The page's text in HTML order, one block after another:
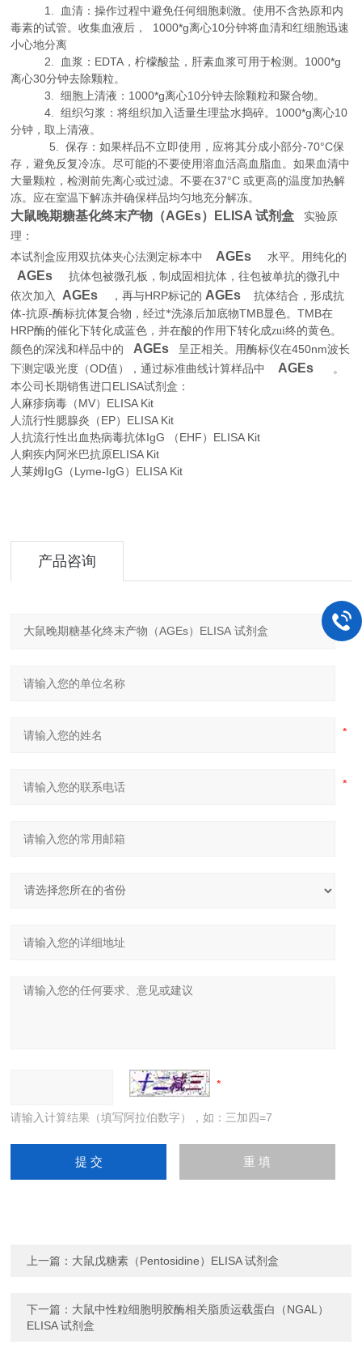
1. 血清：操作过程中避免任何细胞刺激。使用不含热原和内
毒素的试管。收集血液后， 1000*g离心10分钟将血清和红细胞迅速
小心地分离
2. 血浆：EDTA，柠檬酸盐，肝素血浆可用于检测。1000*g
离心30分钟去除颗粒。
3. 细胞上清液：1000*g离心10分钟去除颗粒和聚合物。
4. 组织匀浆：将组织加入适量生理盐水捣碎。1000*g离心10
分钟，取上清液。
5. 保存：如果样品不立即使用，应将其分成小部分-70°C保
存，避免反复冷冻。尽可能的不要使用溶血活高血脂血。如果血清中
大量颗粒，检测前先离心或过滤。不要在37°C 或更高的温度加热解
冻。应在室温下解冻并确保样品均匀地充分解冻。
大鼠晚期糖基化终末产物（AGEs）ELISA 试剂盒
实验原
理 ：
本试剂盒应用双抗体夹心法测定标本中
AGEs 水平。用纯化的
AGEs
抗体包被微孔板，制成固相抗体，往包被单抗的微孔中
依次加入
AGEs ，再与HRP标记的 AGEs
抗体结合，形成抗
体-抗原-酶标抗体复合物，经过*洗涤后加底物TMB显色。TMB在
HRP酶的催化下转化成蓝色，并在酸的作用下转化成zui终的黄色。
颜色的深浅和样品中的
AGEs 呈正相关。用酶标仪在450nm波长
下测定吸光度（OD值），通过标准曲线计算样品中 AGEs
。
本公司长期销售进口ELISA试剂盒：
人麻疹病毒（MV）ELISA Kit
人流行性腮腺炎（EP）ELISA Kit
人抗流行性出血热病毒抗体IgG （EHF）ELISA Kit
人痢疾内阿米巴抗原ELISA Kit
人莱姆IgG（Lyme-IgG）ELISA Kit
产品咨询
请输入计算结果（填写阿拉伯数字），如：三加四=7
上一篇： 大鼠戊糖素（Pentosidine）ELISA 试剂盒
下一篇： 大鼠中性粒细胞明胶酶相关脂质运载蛋白（NGAL）
ELISA 试剂盒